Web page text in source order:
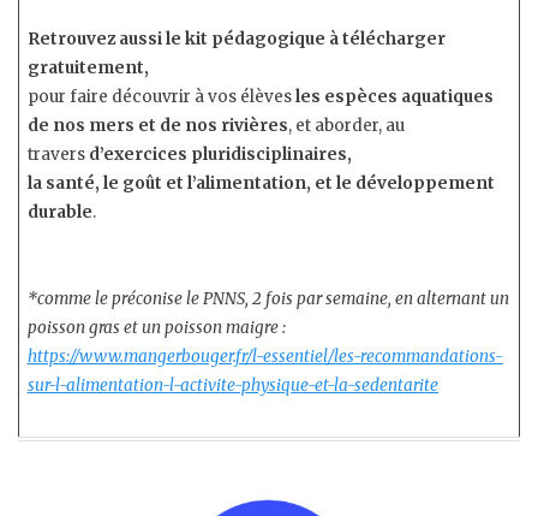
Retrouvez aussi le kit pédagogique à télécharger
gratuitement,
pour faire découvrir à vos élèvesles espèces aquatiques
de nos mers et de nos rivières, et aborder, au
traversd’exercices pluridisciplinaires,
la santé, le goût et l’alimentation, et le développement
durable.
*comme le préconise le PNNS, 2 fois par semaine, en alternant un
poisson gras et un poisson maigre :
https://www.mangerbouger.fr/l-essentiel/les-recommandations-
sur-l-alimentation-l-activite-physique-et-la-sedentarite